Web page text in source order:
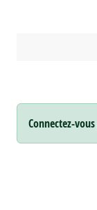
Connectez-vous